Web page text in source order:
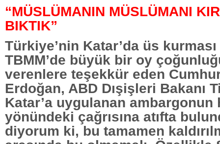
“MÜSLÜMANIN MÜSLÜMANI
BIKTIK”
Türkiye’nin Katar’da üs
TBMM’de büyük bir oy
verenlere teşekkür eden
Erdoğan, ABD Dışişleri Bakanı
Katar’a uygulanan
yönündeki çağrısına atıfta
diyorum ki, bu tamamen